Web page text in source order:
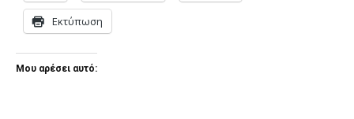
Εκτύπωση
Μου αρέσει αυτό: